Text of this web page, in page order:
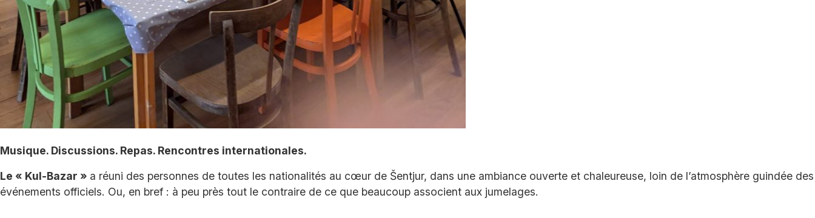
Musique. Discussions. Repas. Rencontres internationales.
Le « Kul-Bazar » a réuni des personnes de toutes les nationalités au cœur de Šentjur, dans une ambiance ouverte et chaleureuse, loin de l’atmosphère guindée des
événements officiels. Ou, en bref : à peu près tout le contraire de ce que beaucoup associent aux jumelages.